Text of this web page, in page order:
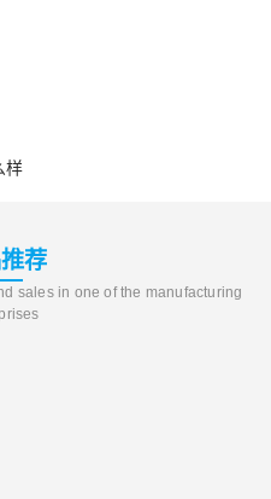
样
荐
sales in one of the manufacturing